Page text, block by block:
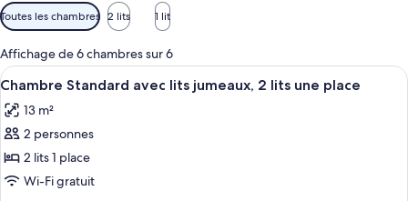
Filtres
disponibles
pour
les
chambres
Toutes les chambres 2 lits 1 lit
Affichage de 6 chambres sur 6
Afficher
toutes
les
photos
pour
ce
Chambre Standard avec lits
6
Chambre Standard avec lits jumeaux, 2 lits une place
13 m²
2 personnes
2 lits 1 place
Wi-Fi gratuit